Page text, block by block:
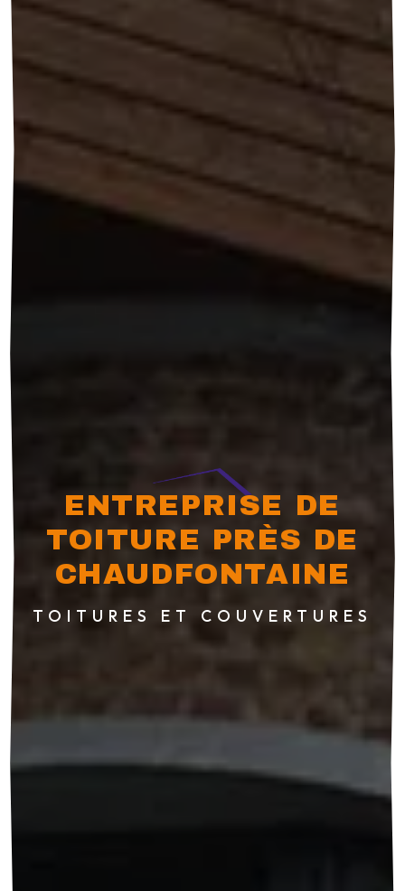
ENTREPRISE DE
TOITURE PRÈS DE
CHAUDFONTAINE
TOITURES ET COUVERTURES